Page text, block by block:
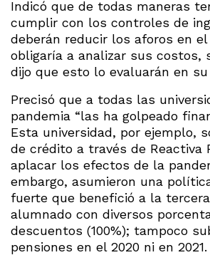
Indicó que de todas maneras
cumplir con los controles de
deberán reducir los aforos en
obligaría a analizar sus costos,
dijo que esto lo evaluarán en
Precisó que a todas las
pandemia “las ha golpeado
Esta universidad, por ejemplo,
de crédito a través de Reactiva
aplacar los efectos de la
embargo, asumieron una
fuerte que benefició a la
alumnado con diversos
descuentos (100%); tampoco
pensiones en el 2020 ni en 2021.